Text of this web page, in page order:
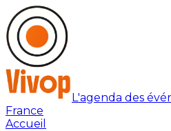
L'agenda des
France
Accueil